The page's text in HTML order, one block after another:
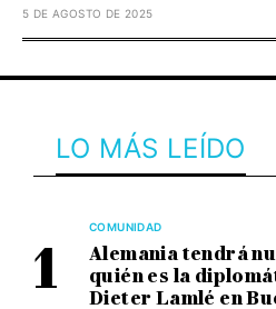
5 DE AGOSTO DE 2025
LO MÁS LEÍDO
COMUNIDAD
Alemania tendrá
quién es la
Dieter Lamlé en